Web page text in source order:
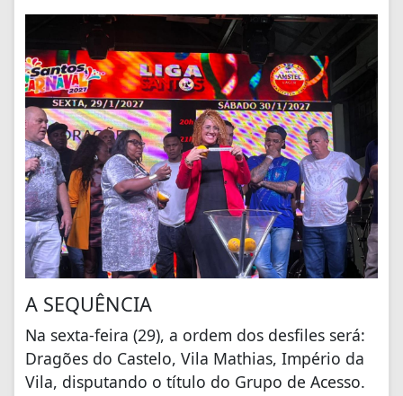
A SEQUÊNCIA
Na sexta-feira (29), a ordem dos desfiles será:
Dragões do Castelo, Vila Mathias, Império da
Vila, disputando o título do Grupo de Acesso.